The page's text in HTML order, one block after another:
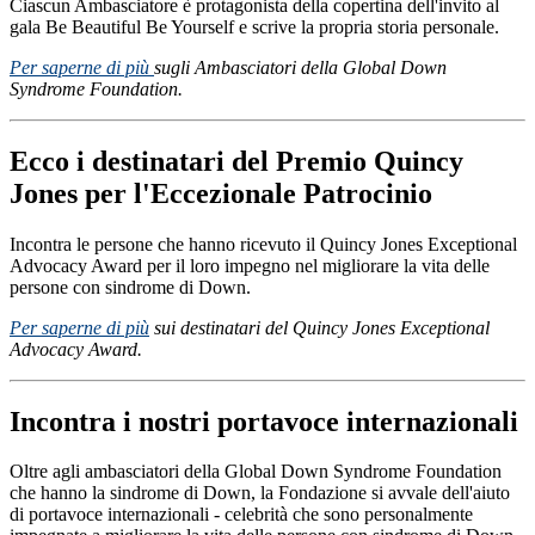
Ciascun Ambasciatore è protagonista della copertina dell'invito al
gala Be Beautiful Be Yourself e scrive la propria storia personale.
Per saperne di più sugli Ambasciatori della Global Down
Syndrome Foundation.
Ecco i destinatari del Premio Quincy
Jones per l'Eccezionale Patrocinio
Incontra le persone che hanno ricevuto il Quincy Jones Exceptional
Advocacy Award per il loro impegno nel migliorare la vita delle
persone con sindrome di Down.
Per saperne di più sui destinatari del Quincy Jones Exceptional
Advocacy Award.
Incontra i nostri portavoce internazionali
Oltre agli ambasciatori della Global Down Syndrome Foundation
che hanno la sindrome di Down, la Fondazione si avvale dell'aiuto
di portavoce internazionali - celebrità che sono personalmente